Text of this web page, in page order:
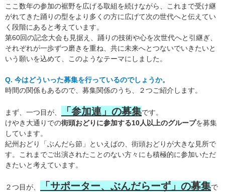
ここ数年の参加の裾野を広げる取組を続けながら、これまで受け継
がれてきた踊りの型をより多くの方に広げて次の世代へと伝えてい
く段階にあると考えています。
第60回の記念大会も見据え、踊りの技術や心を次世代へと引継ぎ、
それぞれが一歩ずつ磨きを重ね、共に未来へとつないでいきたいと
いう願いを込めて、このようなテーマにしました。
Q. 今はどういった募集を行っているのでしょうか。
時間の関係もあるので、募集関係のうち、２つご紹介します。
まず、一つ目が、 「参加連」の募集です。
けやき大通りでの街頭おどりに参加する10人以上のグループを募集
しています。
紀州おどり「ぶんだら節」といえばの、街頭おどりが大きな見所で
す。これまでご出演されたことのない方々にも積極的に参加いただ
きたいと考えています。
２つ目が、 「サポーター、ぶんだらーず」の募集で